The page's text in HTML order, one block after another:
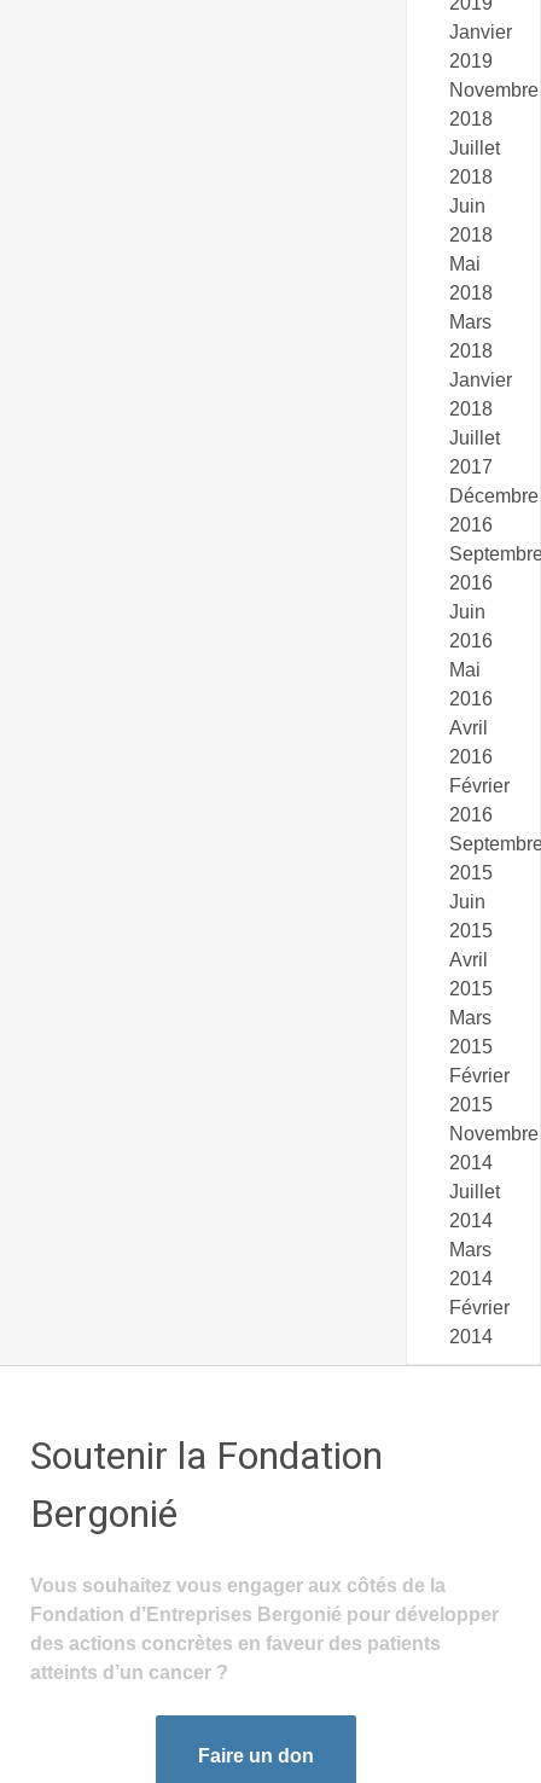
Janvier
2019
Novembre
2018
Juillet
2018
Juin
2018
Mai
2018
Mars
2018
Janvier
2018
Juillet
2017
Décembre
2016
2016
Juin
2016
Mai
2016
Avril
2016
Février
2016
2015
Juin
2015
Avril
2015
Mars
2015
Février
2015
Novembre
2014
Juillet
2014
Mars
2014
Février
2014
Soutenir la Fondation
Bergonié
Vous souhaitez vous engager aux côtés de la
Fondation d’Entreprises Bergonié pour développer
des actions concrètes en faveur des patients
atteints d’un cancer ?
Faire un don